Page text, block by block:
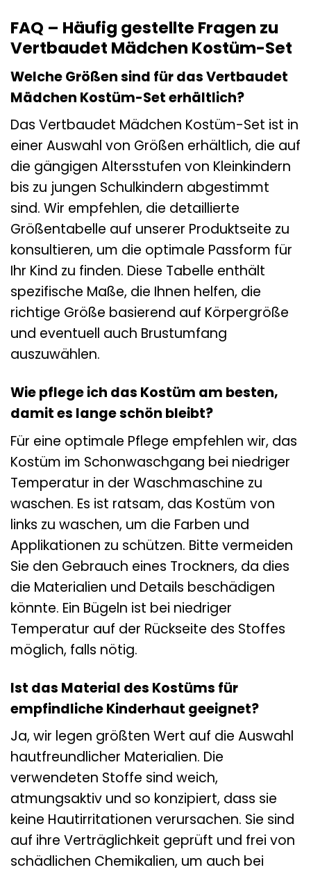
FAQ – Häufig gestellte Fragen zu
Vertbaudet Mädchen Kostüm-Set
Welche Größen sind für das Vertbaudet
Mädchen Kostüm-Set erhältlich?
Das Vertbaudet Mädchen Kostüm-Set ist in
einer Auswahl von Größen erhältlich, die auf
die gängigen Altersstufen von Kleinkindern
bis zu jungen Schulkindern abgestimmt
sind. Wir empfehlen, die detaillierte
Größentabelle auf unserer Produktseite zu
konsultieren, um die optimale Passform für
Ihr Kind zu finden. Diese Tabelle enthält
spezifische Maße, die Ihnen helfen, die
richtige Größe basierend auf Körpergröße
und eventuell auch Brustumfang
auszuwählen.
Wie pflege ich das Kostüm am besten,
damit es lange schön bleibt?
Für eine optimale Pflege empfehlen wir, das
Kostüm im Schonwaschgang bei niedriger
Temperatur in der Waschmaschine zu
waschen. Es ist ratsam, das Kostüm von
links zu waschen, um die Farben und
Applikationen zu schützen. Bitte vermeiden
Sie den Gebrauch eines Trockners, da dies
die Materialien und Details beschädigen
könnte. Ein Bügeln ist bei niedriger
Temperatur auf der Rückseite des Stoffes
möglich, falls nötig.
Ist das Material des Kostüms für
empfindliche Kinderhaut geeignet?
Ja, wir legen größten Wert auf die Auswahl
hautfreundlicher Materialien. Die
verwendeten Stoffe sind weich,
atmungsaktiv und so konzipiert, dass sie
keine Hautirritationen verursachen. Sie sind
auf ihre Verträglichkeit geprüft und frei von
schädlichen Chemikalien, um auch bei